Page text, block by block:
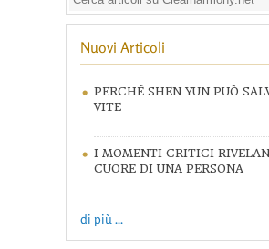
Nuovi Articoli
PERCHÉ SHEN YUN PUÒ
VITE
I MOMENTI CRITICI
CUORE DI UNA PERSONA
di più ...